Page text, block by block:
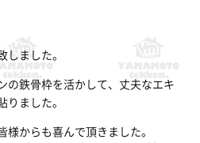
しました。
の鉄骨枠を活かして、丈夫なエキ
りました。
様からも喜んで頂きました。